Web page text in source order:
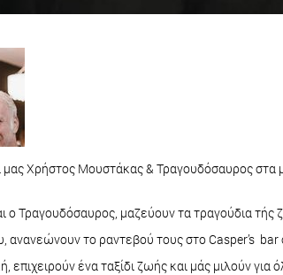
μας Χρήστος Μουστάκας & Τραγουδόσαυρος
Τραγουδόσαυρος, μαζεύουν τα τραγούδια τής
ανανεώνουν το ραντεβού τους στο Casper’s bar
ένα ταξίδι ζωής και μάς μιλούν για